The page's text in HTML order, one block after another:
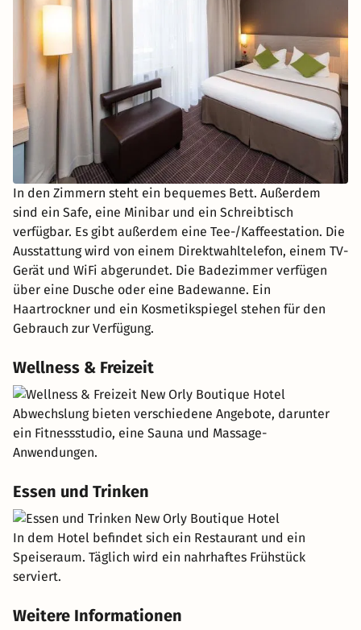
In den Zimmern steht ein bequemes Bett. Außerdem
sind ein Safe, eine Minibar und ein Schreibtisch
verfügbar. Es gibt außerdem eine Tee-/Kaffeestation. Die
Ausstattung wird von einem Direktwahltelefon, einem TV-
Gerät und WiFi abgerundet. Die Badezimmer verfügen
über eine Dusche oder eine Badewanne. Ein
Haartrockner und ein Kosmetikspiegel stehen für den
Gebrauch zur Verfügung.
Wellness & Freizeit
Abwechslung bieten verschiedene Angebote, darunter
ein Fitnessstudio, eine Sauna und Massage-
Anwendungen.
Essen und Trinken
In dem Hotel befindet sich ein Restaurant und ein
Speiseraum. Täglich wird ein nahrhaftes Frühstück
serviert.
Weitere Informationen